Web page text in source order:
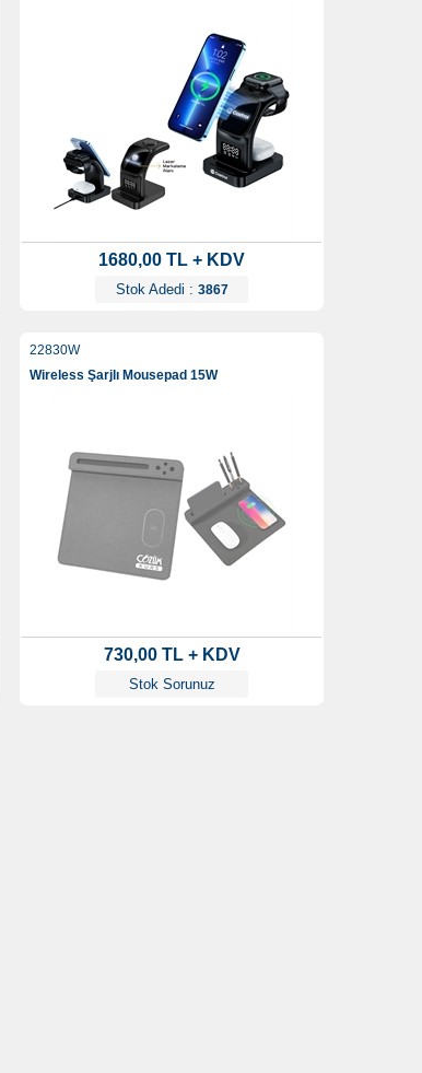
1680,00 TL + KDV
Stok Adedi : 3867
22830W
Wireless Şarjlı Mousepad 15W
730,00 TL + KDV
Stok Sorunuz